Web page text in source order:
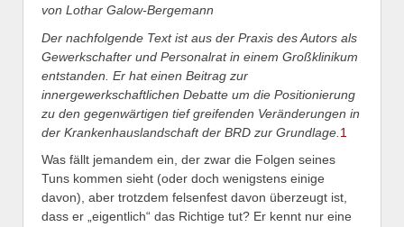
von Lothar Galow-Bergemann
Der nachfolgende Text ist aus der Praxis des Autors als
Gewerkschafter und Personalrat in einem Großklinikum
entstanden. Er hat einen Beitrag zur
innergewerkschaftlichen Debatte um die Positionierung
zu den gegenwärtigen tief greifenden Veränderungen in
der Krankenhauslandschaft der BRD zur Grundlage. 1
Was fällt jemandem ein, der zwar die Folgen seines
Tuns kommen sieht (oder doch wenigstens einige
davon), aber trotzdem felsenfest davon überzeugt ist,
dass er „eigentlich“ das Richtige tut? Er kennt nur eine